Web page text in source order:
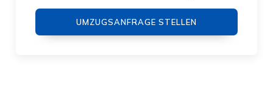
UMZUGSANFRAGE STELLEN